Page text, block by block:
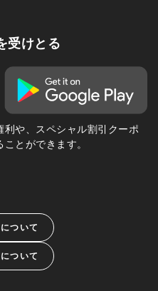
受けとる
利や、スペシャル割引クーポ
とができます。
ついて
ついて